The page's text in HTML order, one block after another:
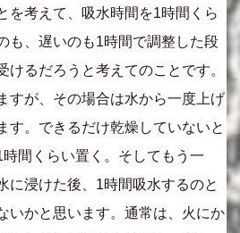
を考えて、吸水時間を1時間くら
も、遅いのも1時間で調整した段
けるだろうと考えてのことです。
すが、その場合は水から一度上げ
す。できるだけ乾燥していないと
間くらい置く。そしてもう一
に浸けた後、1時間吸水するのと
いかと思います。通常は、火にか